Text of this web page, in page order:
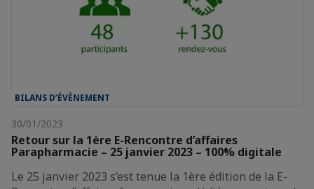
BILANS D’ÉVÈNEMENT
30/01/2023
Retour sur la 1ère E-Rencontre d’affaires
Parapharmacie – 25 janvier 2023 – 100% digitale
Le 25 janvier 2023 s’est tenue la 1ère édition de la E-